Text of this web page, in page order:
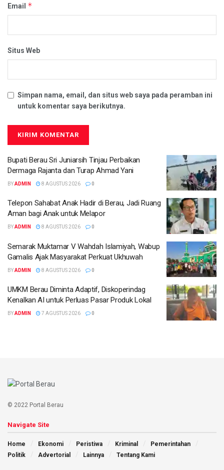
Email *
Situs Web
Simpan nama, email, dan situs web saya pada peramban ini
untuk komentar saya berikutnya.
Bupati Berau Sri Juniarsih Tinjau Perbaikan
Dermaga Rajanta dan Turap Ahmad Yani
BYADMIN 8 AGUSTUS 2026 0
Telepon Sahabat Anak Hadir di Berau, Jadi Ruang
Aman bagi Anak untuk Melapor
BYADMIN 8 AGUSTUS 2026 0
Semarak Muktamar V Wahdah Islamiyah, Wabup
Gamalis Ajak Masyarakat Perkuat Ukhuwah
BYADMIN 8 AGUSTUS 2026 0
UMKM Berau Diminta Adaptif, Diskoperindag
Kenalkan AI untuk Perluas Pasar Produk Lokal
BYADMIN 7 AGUSTUS 2026 0
© 2022 Portal Berau
Navigate Site
Home Ekonomi Peristiwa Kriminal
Pemerintahan
Politik
Advertorial Lainnya Tentang Kami